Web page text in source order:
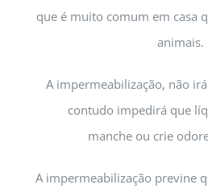
que é muito comum em casa
animais.
A impermeabilização, não
contudo impedirá que
manche ou crie
A impermeabilização previne